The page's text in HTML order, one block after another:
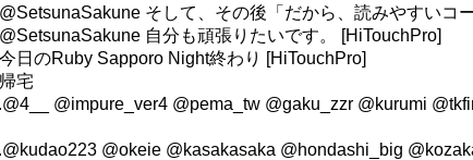
@SetsunaSakune そして、その後「だから、読みやすいコ
@SetsunaSakune 自分も頑張りたいです。 [HiTouchPro]
今日のRuby Sapporo Night終わり [HiTouchPro]
帰宅
.@4__ @impure_ver4 @pema_tw @gaku_zzr @kurumi
.@kudao223 @okeie @kasakasaka @hondashi_big